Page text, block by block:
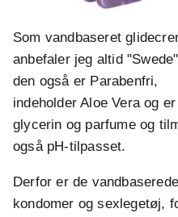
Som vandbaseret
anbefaler jeg altid
den også er Parabenfri,
indeholder Aloe Vera og
glycerin og parfume og
også pH-tilpasset.
Derfor er de
kondomer og sexlegetøj,